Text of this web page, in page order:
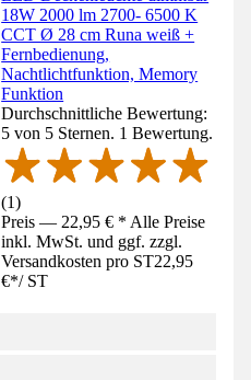
18W 2000 lm 2700- 6500 K
CCT Ø 28 cm Runa weiß +
Fernbedienung,
Nachtlichtfunktion, Memory
Funktion
Durchschnittliche Bewertung:
5 von 5 Sternen. 1 Bewertung.
(1)
Preis — 22,95 € * Alle Preise
inkl. MwSt. und ggf. zzgl.
Versandkosten pro ST22,95
€*/ ST